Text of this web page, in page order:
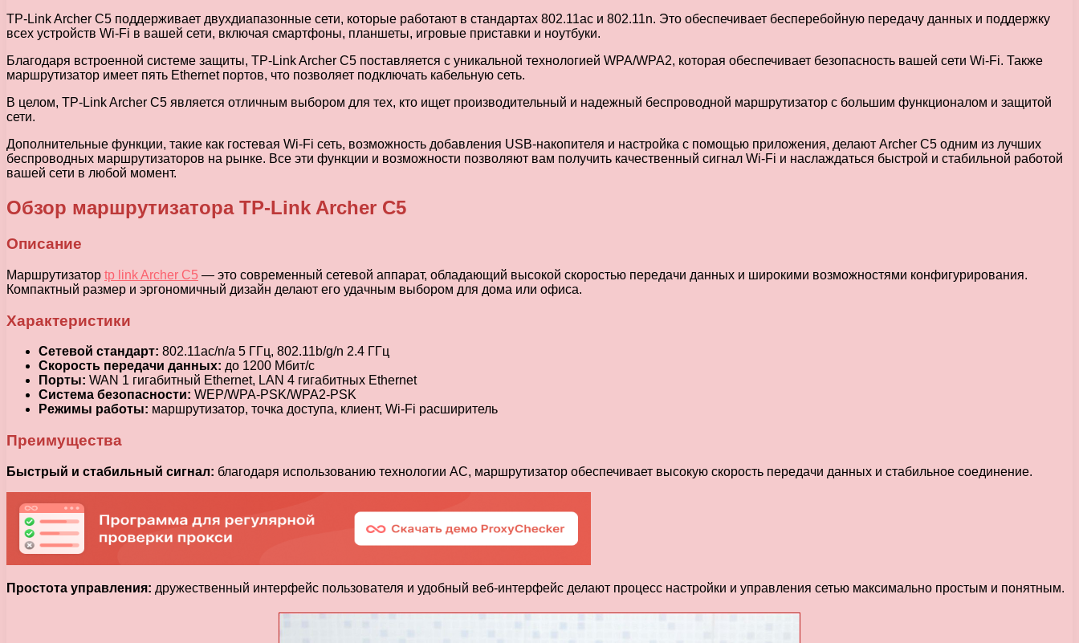
TP-Link Archer C5 поддерживает двухдиапазонные сети, которые работают в стандартах 802.11ac и 802.11n. Это обеспечивает бесперебойную передачу данных и поддержку
всех устройств Wi-Fi в вашей сети, включая смартфоны, планшеты, игровые приставки и ноутбуки.
Благодаря встроенной системе защиты, TP-Link Archer C5 поставляется с уникальной технологией WPA/WPA2, которая обеспечивает безопасность вашей сети Wi-Fi. Также
маршрутизатор имеет пять Ethernet портов, что позволяет подключать кабельную сеть.
В целом, TP-Link Archer C5 является отличным выбором для тех, кто ищет производительный и надежный беспроводной маршрутизатор с большим функционалом и защитой
сети.
Дополнительные функции, такие как гостевая Wi-Fi сеть, возможность добавления USB-накопителя и настройка с помощью приложения, делают Archer C5 одним из лучших
беспроводных маршрутизаторов на рынке. Все эти функции и возможности позволяют вам получить качественный сигнал Wi-Fi и наслаждаться быстрой и стабильной работой
вашей сети в любой момент.
Обзор маршрутизатора TP-Link Archer C5
Описание
Маршрутизатор tp link Archer C5 — это современный сетевой аппарат, обладающий высокой скоростью передачи данных и широкими возможностями конфигурирования.
Компактный размер и эргономичный дизайн делают его удачным выбором для дома или офиса.
Характеристики
Сетевой стандарт: 802.11ac/n/a 5 ГГц, 802.11b/g/n 2.4 ГГц
Скорость передачи данных: до 1200 Мбит/с
Порты: WAN 1 гигабитный Ethernet, LAN 4 гигабитных Ethernet
Система безопасности: WEP/WPA-PSK/WPA2-PSK
Режимы работы: маршрутизатор, точка доступа, клиент, Wi-Fi расширитель
Преимущества
Быстрый и стабильный сигнал: благодаря использованию технологии AC, маршрутизатор обеспечивает высокую скорость передачи данных и стабильное соединение.
Простота управления: дружественный интерфейс пользователя и удобный веб-интерфейс делают процесс настройки и управления сетью максимально простым и понятным.